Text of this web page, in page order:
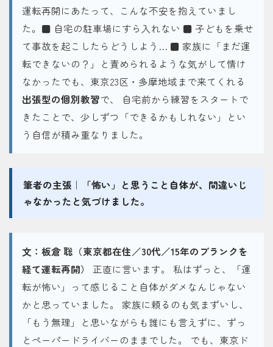
運転再開にあたって、こんな不安を抱えていまし
た。■ 自宅の駐車場にすら入れない ■ 子どもを乗せ
て事故を起こしたらどうしよう… ■ 家族に「まだ運
転できないの？」と責められるような気がして情け
なかったでも、東京23区・多摩地域まで来てくれる
出張型の個別教習で、 自宅前から練習をスタートで
きたことで、少しずつ「できるかもしれない」とい
う自信が積み重なりました。
筆者の主張｜「怖い」と思うこと自体が、間違いじ
ゃなかったと気づけました。
文：板倉 聡（東京都在住／30代／15年のブランクを
経て運転再開）
正直に言います。 私はずっと、「運
転が怖い」って感じること自体がダメなんじゃない
かと思っていました。 家族に頼るのも気まずいし、
「もう無理」と思いながらも誰にも言えずに、ずっ
とペーパードライバーのままでした。 でも、東京ド